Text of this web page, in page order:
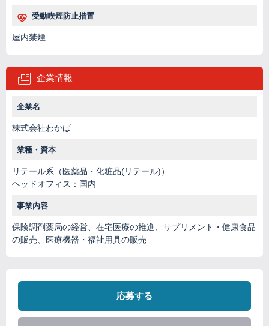
受動喫煙防止措置
屋内禁煙
企業情報
企業名
株式会社わかば
業種・資本
リテール系（医薬品・化粧品(リテール)）
ヘッドオフィス：国内
事業内容
保険調剤薬局の経営、在宅医療の推進、サプリメント・健康食品
の販売、医療機器・福祉用具の販売
応募する